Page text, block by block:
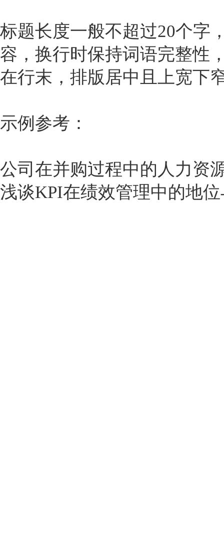
标题长度一般不超过20个字
容，换行时保持词语完整性
在行末，排版居中且上宽下
示例参考：
公司在并购过程中的人力资
浅谈KPI在绩效管理中的地